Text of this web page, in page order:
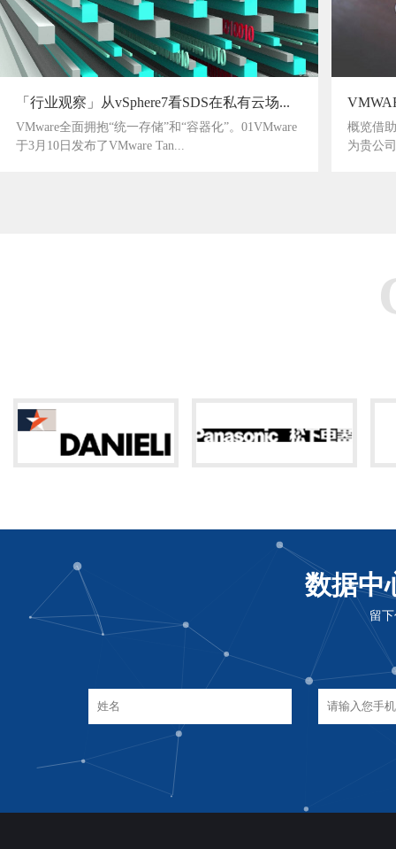
「行业观察」从vSphere7看SDS在私有云场...
VMware全面拥抱“统一存储”和“容器化”。01VMware
于3月10日发布了VMware Tan...
概览借
为贵公
数据中
留